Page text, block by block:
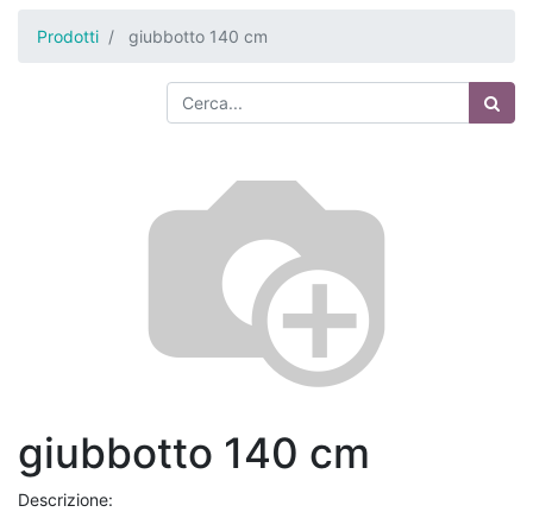
Prodotti giubbotto 140 cm
giubbotto 140 cm
Descrizione: